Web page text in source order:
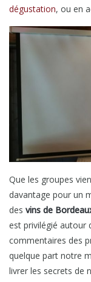
dégustation, ou en
Que les groupes
davantage pour un
des vins de
est privilégié autour
commentaires des
quelque part notre
livrer les secrets de